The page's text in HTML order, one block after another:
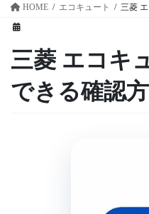
HOME エコキュート 三菱
三菱 エコキ
できる確認方